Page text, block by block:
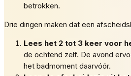
betrokken.
Drie dingen maken dat een
Lees het 2 tot 3 keer voor
de ochtend zelf. De avond
het badmoment daarvóór.